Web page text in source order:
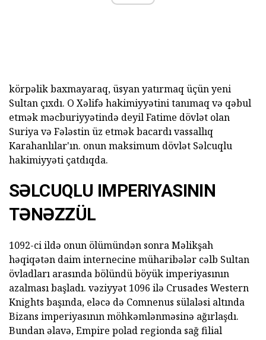
körpəlik baxmayaraq, üsyan yatırmaq üçün yeni
Sultan çıxdı. O Xəlifə hakimiyyətini tanımaq və qəbul
etmək məcburiyyətində deyil Fatime dövlət olan
Suriya və Fələstin üz etmək bacardı vassallıq
Karahanlılar'ın. onun maksimum dövlət Səlcuqlu
hakimiyyəti çatdıqda.
SƏLCUQLU IMPERIYASININ
TƏNƏZZÜL
1092-ci ildə onun ölümündən sonra Məlikşah
həqiqətən daim internecine müharibələr cəlb Sultan
övladları arasında bölündü böyük imperiyasının
azalması başladı. vəziyyət 1096 ilə Crusades Western
Knights başında, eləcə də Comnenus sülaləsi altında
Bizans imperiyasının möhkəmlənməsinə ağırlaşdı.
Bundan əlavə, Empire polad regionda sağ filial